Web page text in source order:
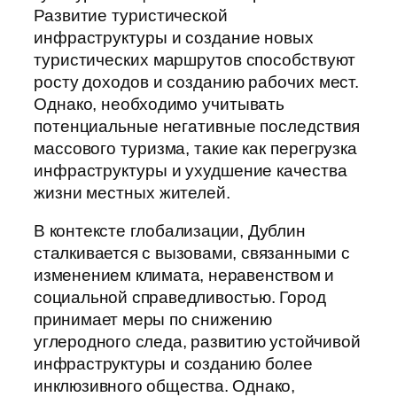
Развитие туристической
инфраструктуры и создание новых
туристических маршрутов способствуют
росту доходов и созданию рабочих мест.
Однако, необходимо учитывать
потенциальные негативные последствия
массового туризма, такие как перегрузка
инфраструктуры и ухудшение качества
жизни местных жителей.
В контексте глобализации, Дублин
сталкивается с вызовами, связанными с
изменением климата, неравенством и
социальной справедливостью. Город
принимает меры по снижению
углеродного следа, развитию устойчивой
инфраструктуры и созданию более
инклюзивного общества. Однако,